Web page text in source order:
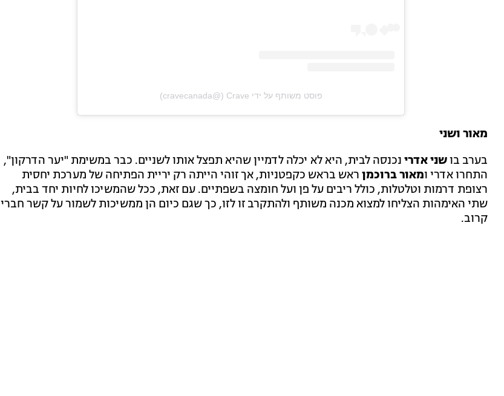
פוסט משותף על ידי ‏‎Crave‎‏ (@‏‎cravecanada‎‏)
מאור ושני
בערב בושני אדרי נכנסה לבית, היא לא יכלה לדמיין שהיא תפצל אותו לשניים. כבר במשימת "יער הדרקון",
התחרו אדרי ומאור ברוכמן ראש בראש כקפטניות, אך זוהי הייתה רק יריית הפתיחה של מערכת יחסית
רצופת דרמות וטלטלות, כולל ריבים על פן ועל חומצה בשפתיים. עם זאת, ככל שהמשיכו לחיות יחד בבית,
שתי האימהות הצליחו למצוא מכנה משותף ולהתקרב זו לזו, כך שגם כיום הן ממשיכות לשמור על קשר חברי
קרוב.